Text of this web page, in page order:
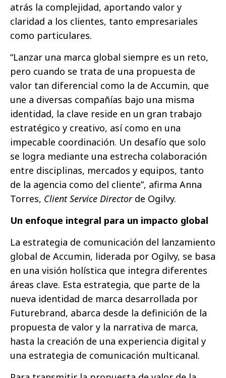
atrás la complejidad, aportando valor y
claridad a los clientes, tanto empresariales
como particulares.
“Lanzar una marca global siempre es un reto,
pero cuando se trata de una propuesta de
valor tan diferencial como la de Accumin, que
une a diversas compañías bajo una misma
identidad, la clave reside en un gran trabajo
estratégico y creativo, así como en una
impecable coordinación. Un desafío que solo
se logra mediante una estrecha colaboración
entre disciplinas, mercados y equipos, tanto
de la agencia como del cliente”, afirma Anna
Torres, Client Service Directorde Ogilvy.
Un enfoque integral para un impacto global
La estrategia de comunicación del lanzamiento
global de Accumin, liderada por Ogilvy, se basa
en una visión holística que integra diferentes
áreas clave. Esta estrategia, que parte de la
nueva identidad de marca desarrollada por
Futurebrand, abarca desde la definición de la
propuesta de valor y la narrativa de marca,
hasta la creación de una experiencia digital y
una estrategia de comunicación multicanal.